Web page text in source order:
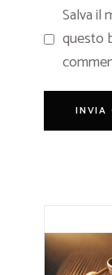
Salva il
questo